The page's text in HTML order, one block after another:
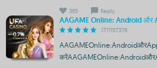
365 Reply
AAGAME Online: Android और
1771157376